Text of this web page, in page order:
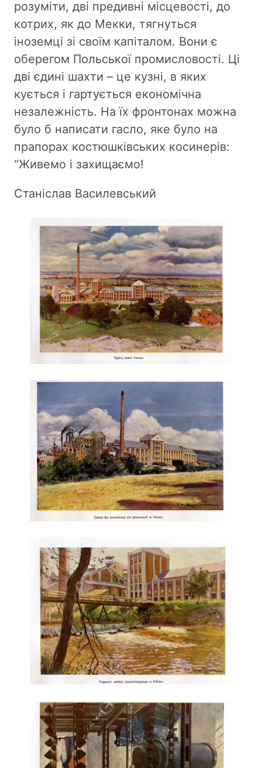
розуміти, дві предивні місцевості, до
котрих, як до Мекки, тягнуться
іноземці зі своїм капіталом. Вони є
оберегом Польської промисловості. Ці
дві єдині шахти – це кузні, в яких
кується і гартується економічна
незалежність. На їх фронтонах можна
було б написати гасло, яке було на
прапорах костюшківських косинерів:
“Живемо і захищаємо!
Станіслав Василевський